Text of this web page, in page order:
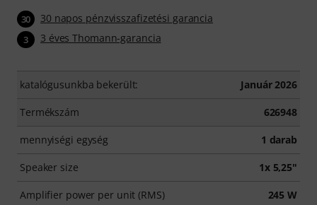
30 30 napos pénzvisszafizetési garancia
3 3 éves Thomann-garancia
katalógusunkba bekerült: Január 2026
Termékszám 626948
mennyiségi egység 1 darab
Speaker size 1x 5,25"
Amplifier power per unit (RMS) 245 W